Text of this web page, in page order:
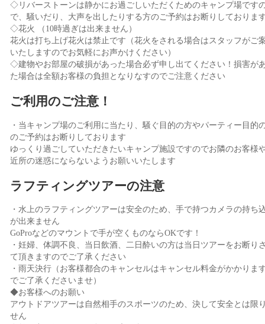
◇リバーストーンは静かにお過ごしいただくためのキャンプ場です
で、騒いだり、大声を出したりする方のご予約はお断りしておりま
◇花火 （10時過ぎは出来ません）
花火は打ち上げ花火は禁止です（花火をされる場合はスタッフがご
いたしますのでお気軽にお声かけください）
◇建物やお部屋の破損があった場合必ず申し出てください！損害が
た場合は全額お客様の負担となりなすのでご注意ください
ご利用のご注意！
・当キャンプ場のご利用に当たり、騒ぐ目的の方やパーティー目的
のご予約はお断りしております
ゆっくり過ごしていただきたいキャンプ施設ですのでお隣のお客様
近所の迷惑にならないようお願いいたします
ラフティングツアーの注意
・水上のラフティングツアーは安全のため、手で持つカメラの持ち
が出来ません
GoProなどのマウントで手が空くものならOKです！
・妊婦、体調不良、当日飲酒、二日酔いの方は当日ツアーをお断り
て頂きますのでご了承ください
・雨天決行（お客様都合のキャンセルはキャンセル料金がかかりま
でご了承くださいませ）
◆お客様へのお願い
アウトドアツアーは自然相手のスポーツのため、決して安全とは限
せん